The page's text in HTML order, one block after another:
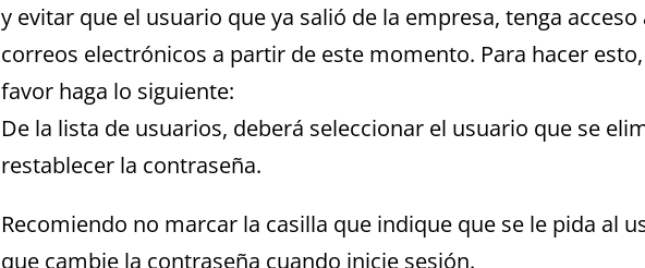
y evitar que el usuario que ya salió de la empresa, tenga acceso
correos electrónicos a partir de este momento. Para hacer
favor haga lo siguiente:
De la lista de usuarios, deberá seleccionar el usuario que se
restablecer la contraseña.
Recomiendo no marcar la casilla que indique que se le pida al
que cambie la contraseña cuando inicie sesión.